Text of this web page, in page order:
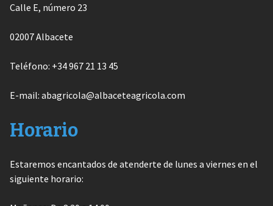
Calle E, número 23
02007 Albacete
Teléfono: +34 967 21 13 45
E-mail: abagricola@albaceteagricola.com
Horario
Estaremos encantados de atenderte de lunes a viernes en el
siguiente horario: